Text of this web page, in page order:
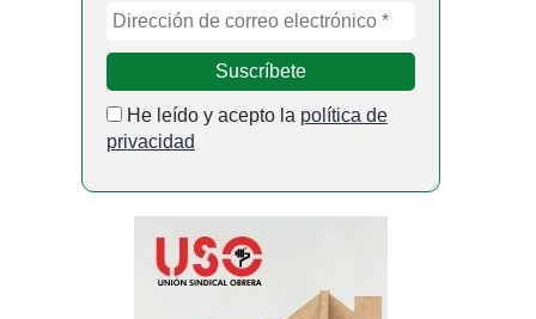
He leído y acepto la política de
privacidad